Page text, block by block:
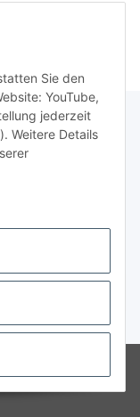
Sie den
YouTube,
jederzeit
Weitere Details
zzgl.Versand
berechnet.